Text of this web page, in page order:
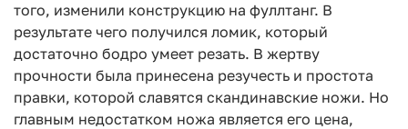
того, изменили конструкцию на фуллтанг. В
результате чего получился ломик, который
достаточно бодро умеет резать. В жертву
прочности была принесена резучесть и простота
правки, которой славятся скандинавские ножи. Но
главным недостатком ножа является его цена,